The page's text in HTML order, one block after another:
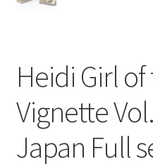
Heidi Girl
Vignette
Japan Full